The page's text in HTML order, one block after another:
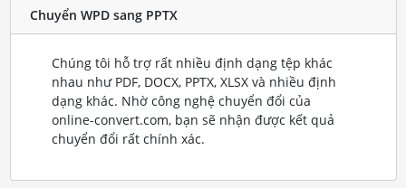
Chuyển WPD sang PPTX
Chúng tôi hỗ trợ rất nhiều định dạng tệp khác
nhau như PDF, DOCX, PPTX, XLSX và nhiều định
dạng khác. Nhờ công nghệ chuyển đổi của
online-convert.com, bạn sẽ nhận được kết quả
chuyển đổi rất chính xác.